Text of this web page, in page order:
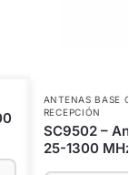
ANTENAS BASE
RECEPCIÓN
SC9502 –
25-1300